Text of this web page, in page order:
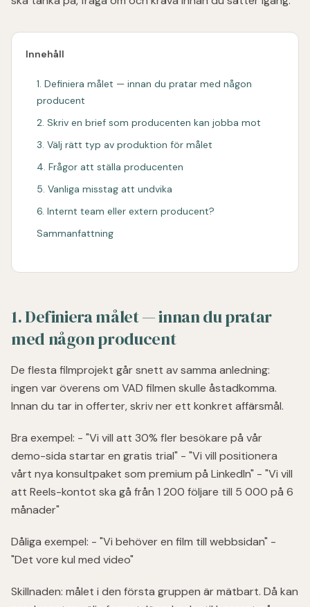
Innehåll
1. Definiera målet — innan du pratar med någon
producent
2. Skriv en brief som producenten kan jobba mot
3. Välj rätt typ av produktion för målet
4. Frågor att ställa producenten
5. Vanliga misstag att undvika
6. Internt team eller extern producent?
Sammanfattning
1. Definiera målet — innan du pratar
med någon producent
De flesta filmprojekt går snett av samma anledning:
ingen var överens om VAD filmen skulle åstadkomma.
Innan du tar in offerter, skriv ner ett konkret affärsmål.
Bra exempel: - "Vi vill att 30% fler besökare på vår
demo-sida startar en gratis trial" - "Vi vill positionera
vårt nya konsultpaket som premium på LinkedIn" - "Vi vill
att Reels-kontot ska gå från 1 200 följare till 5 000 på 6
månader"
Dåliga exempel: - "Vi behöver en film till webbsidan" -
"Det vore kul med video"
Skillnaden: målet i den första gruppen är mätbart. Då kan